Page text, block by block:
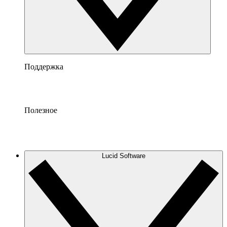
Поддержка
Полезное
Lucid Software